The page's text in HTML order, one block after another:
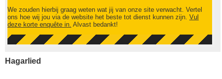
We zouden hierbij graag weten wat jij van onze site verwacht. Vertel
ons hoe wij jou via de website het beste tot dienst kunnen zijn. Vul
deze korte enquête in. Alvast bedankt!
Hagarlied